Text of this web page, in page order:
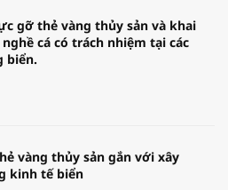
gỡ thẻ vàng thủy sản và khai
cá có trách nhiệm tại các
biển.
vàng thủy sản gắn với xây
kinh tế biển